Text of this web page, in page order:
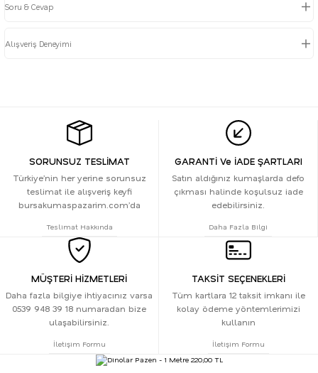
Soru & Cevap
Alışveriş Deneyimi
SORUNSUZ TESLİMAT
Türkiye’nin her yerine sorunsuz
teslimat ile alışveriş keyfi
bursakumaspazarim.com’da
Teslimat Hakkında
GARANTİ Ve İADE ŞARTLARI
Satın aldığınız kumaşlarda defo
çıkması halinde koşulsuz iade
edebilirsiniz.
Daha Fazla Bilgi
MÜŞTERİ HİZMETLERİ
Daha fazla bilgiye ihtiyacınız varsa
0539 948 39 18 numaradan bize
ulaşabilirsiniz.
İletişim Formu
TAKSİT SEÇENEKLERİ
Tüm kartlara 12 taksit imkanı ile
kolay ödeme yöntemlerimizi
kullanın
İletişim Formu